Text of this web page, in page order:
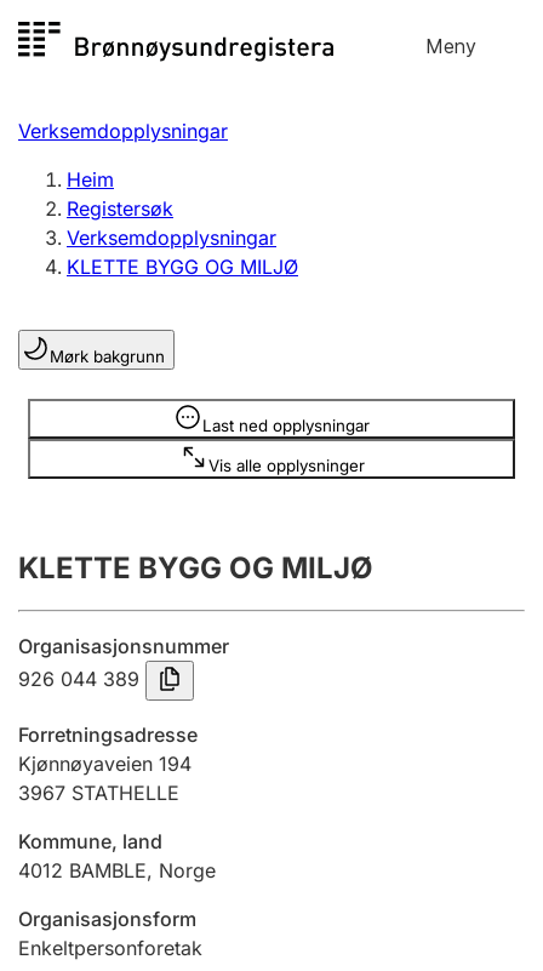
til
Meny
Registersøk
Aksjeselskap
Enkeltpersonføretak
Registrere, endre, slette
Lag og foreining
Registrere, endre, slette
Innsending og forseinkingsgebyr
Jeger
Ektepaktrettleiaren
Verksemdopplysningar
Heim
Registersøk
Verksemdopplysningar
KLETTE BYGG OG MILJØ
Mørk bakgrunn
Last ned opplysningar
Vis alle opplysninger
Opplysninger er skjult
KLETTE BYGG OG MILJØ
Organisasjonsnummer
926 044 389
Forretningsadresse
Kjønnøyaveien 194
3967 STATHELLE
Kommune, land
4012 BAMBLE, Norge
Organisasjonsform
Enkeltpersonforetak